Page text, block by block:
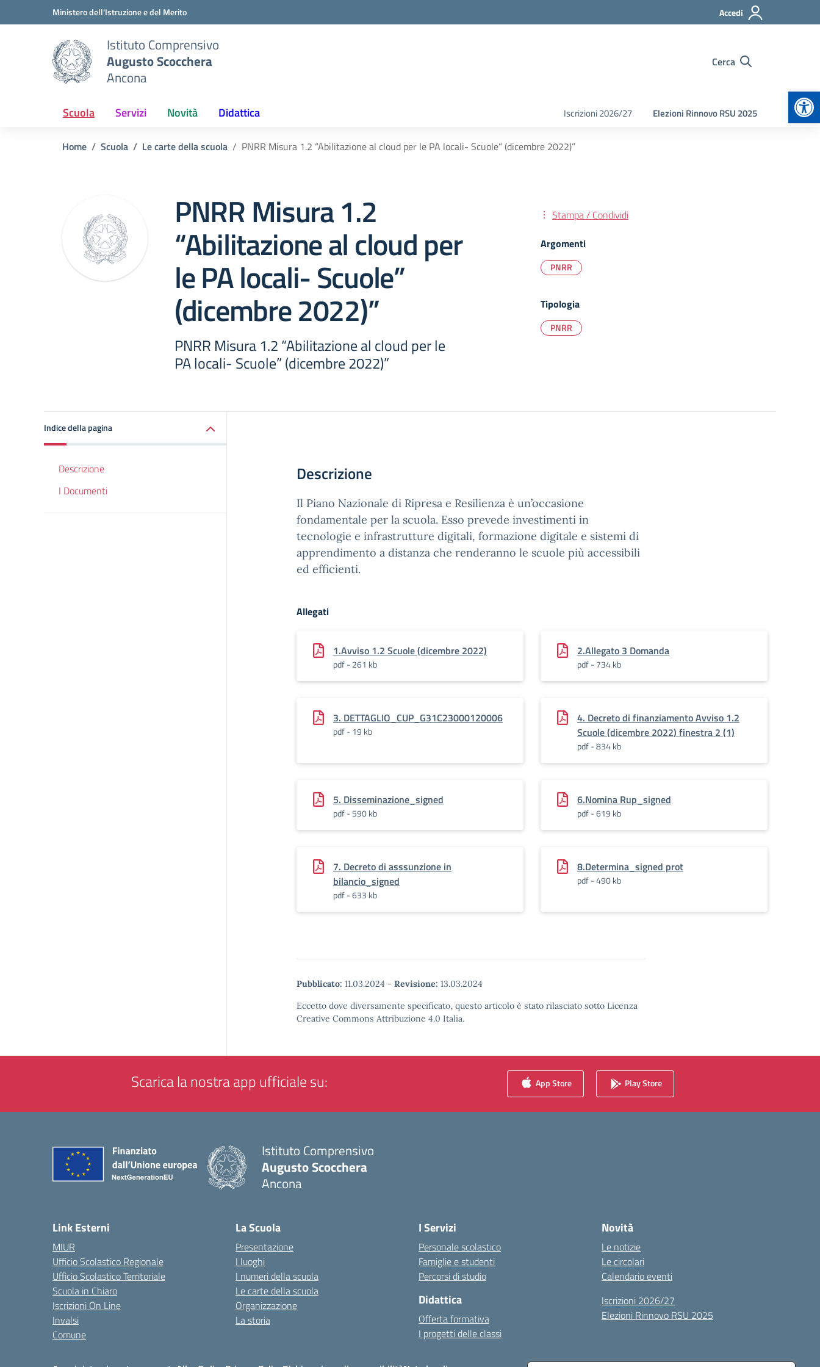
Vai ai contenuti
Vai al menu di navigazioneMinistero dell'Istruzione e del Merito Accedi
Istituto Comprensivo
Augusto Scocchera
Ancona
Cerca
Scuola Servizi Novità Didattica Iscrizioni 2026/27 Elezioni Rinnovo RSU 2025
Home Scuola Le carte della scuola PNRR Misura 1.2 “Abilitazione al cloud per le PA locali- Scuole” (dicembre 2022)”
PNRR Misura 1.2
“Abilitazione al cloud per
le PA locali- Scuole”
(dicembre 2022)”
PNRR Misura 1.2 “Abilitazione al cloud per le
PA locali- Scuole” (dicembre 2022)”
Stampa / Condividi
Argomenti
PNRR
Tipologia
PNRR
Indice della pagina
Descrizione
I Documenti
Descrizione
Il Piano Nazionale di Ripresa e Resilienza è un’occasione
fondamentale per la scuola. Esso prevede investimenti in
tecnologie e infrastrutture digitali, formazione digitale e sistemi di
apprendimento a distanza che renderanno le scuole più accessibili
ed efficienti.
Allegati
1.Avviso 1.2 Scuole (dicembre 2022)
pdf - 261 kb
2.Allegato 3 Domanda
pdf - 734 kb
3. DETTAGLIO_CUP_G31C23000120006
pdf - 19 kb
4. Decreto di finanziamento Avviso 1.2
Scuole (dicembre 2022) finestra 2 (1)
pdf - 834 kb
5. Disseminazione_signed
pdf - 590 kb
6.Nomina Rup_signed
pdf - 619 kb
7. Decreto di asssunzione in
bilancio_signed
pdf - 633 kb
8.Determina_signed prot
pdf - 490 kb
Pubblicato: 11.03.2024 - Revisione: 13.03.2024
Eccetto dove diversamente specificato, questo articolo è stato rilasciato sotto Licenza
Creative Commons Attribuzione 4.0 Italia.
Scarica la nostra app ufficiale su: App Store Play Store
Istituto Comprensivo
Augusto Scocchera
Ancona
Link Esterni
MIUR
Ufficio Scolastico Regionale
Ufficio Scolastico Territoriale
Scuola in Chiaro
Iscrizioni On Line
Invalsi
Comune
La Scuola
Presentazione
I luoghi
I numeri della scuola
Le carte della scuola
Organizzazione
La storia
I Servizi
Personale scolastico
Famiglie e studenti
Percorsi di studio
Didattica
Offerta formativa
I progetti delle classi
Novità
Le notizie
Le circolari
Calendario eventi
Iscrizioni 2026/27
Elezioni Rinnovo RSU 2025